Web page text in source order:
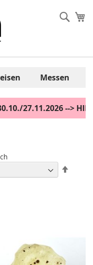
Messen
27.11.2026 -->